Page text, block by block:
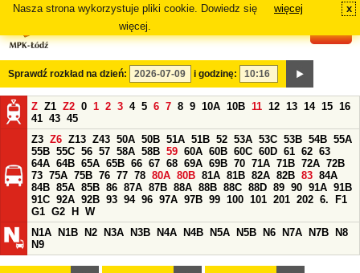
Nasza strona wykorzystuje pliki cookie. Dowiedz się
więcej.
więcej x
Sprawdź rozkład na dzień: i godzinę:
Z Z1 Z2 0 1 2 3 4 5 6 7 8 9 10A 10B 11 12 13 14 15 16
41 43 45
Z3 Z6 Z13 Z43 50A 50B 51A 51B 52 53A 53C 53B 54B 55A
55B 55C 56 57 58A 58B 59 60A 60B 60C 60D 61 62 63
64A 64B 65A 65B 66 67 68 69A 69B 70 71A 71B 72A 72B
73 75A 75B 76 77 78 80A 80B 81A 81B 82A 82B 83 84A
84B 85A 85B 86 87A 87B 88A 88B 88C 88D 89 90 91A 91B
91C 92A 92B 93 94 96 97A 97B 99 100 101 201 202 6.
F1
G1 G2 H
W
N1A
N1B N2 N3A N3B N4A N4B N5A N5B N6 N7A N7B
N8
N9